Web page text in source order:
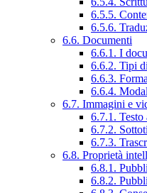
6.5.5.
6.5.6.
6.6. Documenti
6.6.1. I
6.6.2. Tipi
6.6.3.
6.6.4.
6.7. Immagini e
6.7.1.
6.7.2.
6.7.3.
6.8. Proprietà
6.8.1.
6.8.2.